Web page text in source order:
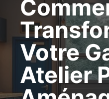
Votre
Atelier